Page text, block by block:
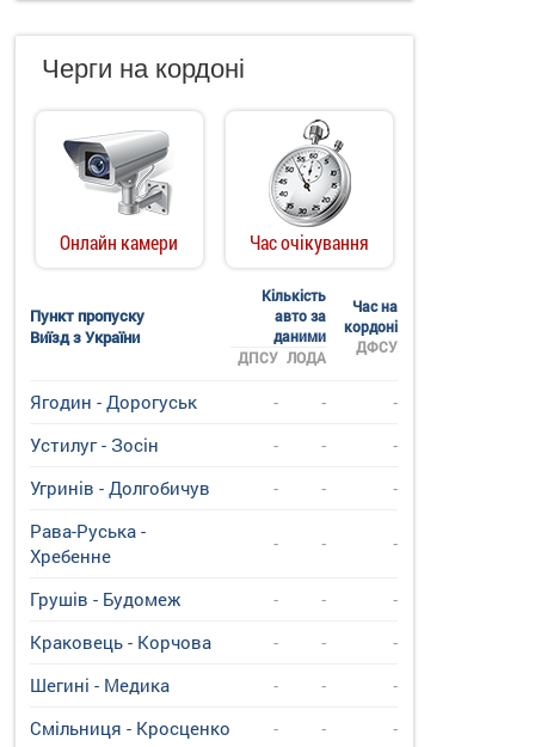
Черги на кордоні
Онлайн камери Час очікування
Пункт пропуску
Виїзд з України
Кількість
авто за
даними
Час на
кордоні
ДФСУ
ДПСУ ЛОДА
Ягодин - Дорогуськ - -
-
Устилуг - Зосін
- -
-
Угринiв - Долгобичув
- -
-
Рава-Руська -
Хребенне
- - -
Грушів - Будомеж - -
-
Краковець - Корчова
- -
-
Шегині - Медика
- -
-
Смільниця - Кросценко
- - -